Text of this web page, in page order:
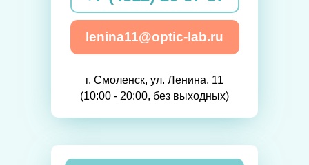
г. Смоленск, ул. Ленина, 11
(10:00 - 20:00, без выходных)
lenina11@optic-lab.ru